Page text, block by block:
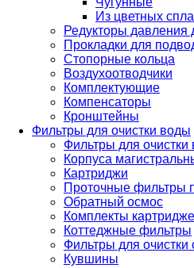
Из цветных
Редукторы давления
Прокладки для
Стопорные кольца
Воздухоотводчики
Комплектующие
Компенсаторы
Кронштейны
Фильтры для очистки воды
Фильтры для очистки
Корпуса
Картриджи
Проточные фильтры
Обратный осмос
Комплекты
Коттеджные фильтры
Фильтры для очистки
Кувшины